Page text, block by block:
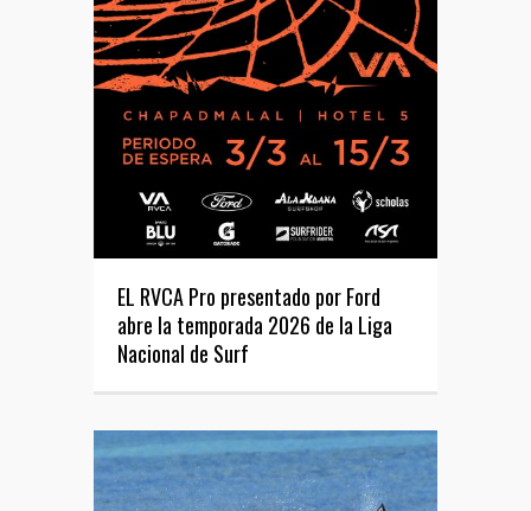
EL RVCA Pro presentado por Ford
abre la temporada 2026 de la Liga
Nacional de Surf